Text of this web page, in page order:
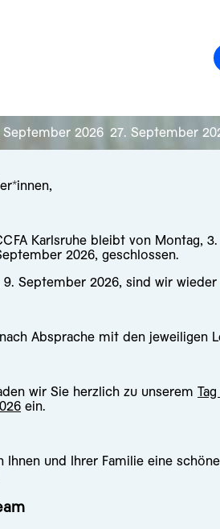
September 2026 27. September
Karlsruhe bleibt von Montag,
2026, geschlossen.
September 2026, sind wir
Absprache mit den jeweiligen
wir Sie herzlich zu unserem
ein.
Ihnen und Ihrer Familie eine